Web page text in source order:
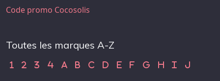
Code promo Cocosolis
Toutes les marques A-Z
1 Code Promo 1
2 Code Promo 2
3 Code Promo 3
4Code Promo 4
ACode Promo A
B Code Promo B
C Code Promo C
D Code Promo D
ECode Promo E
FCode Promo F
G Code Promo G
HCode Promo H
ICode
J